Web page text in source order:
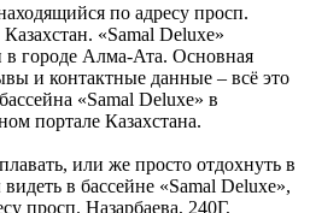
по адресу просп.
«Samal Deluxe»
в городе Алма-Ата. Основная
и контактные данные – всё это
«Samal Deluxe» в
портале Казахстана.
или же просто отдохнуть в
в бассейне «Samal Deluxe»,
просп. Назарбаева, 240Г,